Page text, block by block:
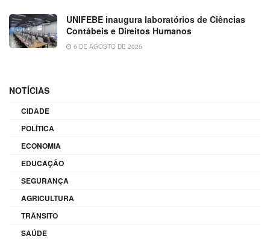
UNIFEBE inaugura laboratórios de Ciências
Contábeis e Direitos Humanos
6 DE AGOSTO DE 2026
NOTÍCIAS
CIDADE
POLÍTICA
ECONOMIA
EDUCAÇÃO
SEGURANÇA
AGRICULTURA
TRÂNSITO
SAÚDE